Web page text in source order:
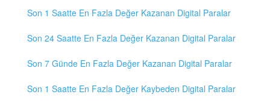
Son 1 Saatte En Fazla Değer Kazanan Digital Paralar
Son 24 Saatte En Fazla Değer Kazanan Digital Paralar
Son 7 Günde En Fazla Değer Kazanan Digital Paralar
Son 1 Saatte En Fazla Değer Kaybeden Digital Paralar